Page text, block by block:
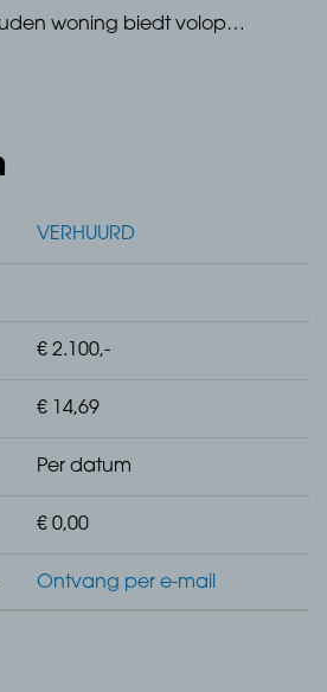
woning biedt volop
als buiten. De rustige straat,
zeer gunstig voor uitvalswegen
bereiken zijn.
VERHUURD
€ 2.100,-
€ 14,69
Per datum
€ 0,00
Ontvang per e-mail